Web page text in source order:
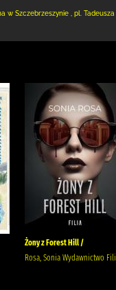
w Szczebrzeszynie pl. Tadeusza
Żony z Forest Hill /
Rosa, Sonia Wydawnictwo